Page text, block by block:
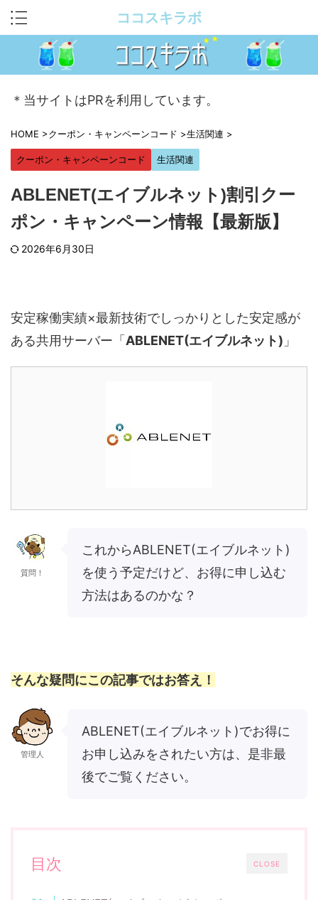
ココスキラボ
＊当サイトはPRを利用しています。
HOME >クーポン・キャンペーンコード >生活関連 >
クーポン・キャンペーンコード 生活関連
ABLENET(エイブルネット)割引クー
ポン・キャンペーン情報【最新版】
2026年6月30日
安定稼働実績×最新技術でしっかりとした安定感が
ある共用サーバー「ABLENET(エイブルネット) 」
質問！
これからABLENET(エイブルネット)
を使う予定だけど、お得に申し込む
方法はあるのかな？
そんな疑問にこの記事ではお答え！
管理人
ABLENET(エイブルネット)でお得に
お申し込みをされたい方は、是非最
後でご覧ください。
CLOSE
目次